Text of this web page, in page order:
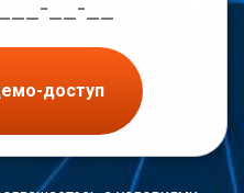
доступ